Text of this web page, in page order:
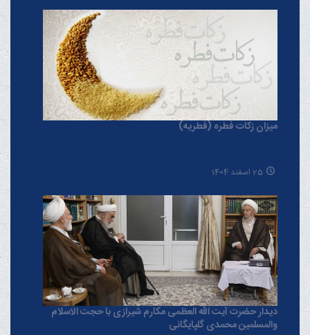
میزان زکات فطره (فطریه)
25 اسفند 1404
دیدار حضرت آیت الله العظمی مکارم شیرازی با حجت الاسلام
والمسلمین محمدی گلپایگانی